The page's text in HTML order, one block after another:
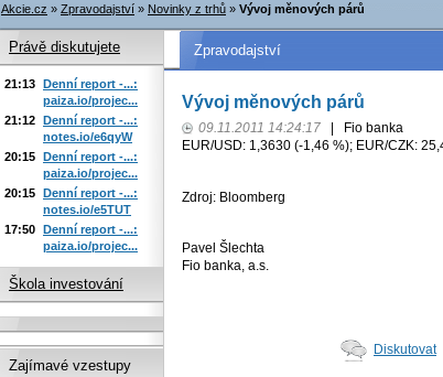
Akcie.cz » Zpravodajství » Novinky z trhů » Vývoj měnových párů
Zpravodajství
Vývoj měnových párů
09.11.2011 14:24:17
Fio banka
EUR/USD: 1,3630 (-1,46 %); EUR/CZK:
Zdroj: Bloomberg
Pavel Šlechta
Fio banka, a.s.
Diskutovat
Právě diskutujete
21:13 Denní report -...:
paiza.io/projec...
21:12 Denní report -...:
notes.io/e6qyW
20:15 Denní report -...:
paiza.io/projec...
20:15 Denní report -...:
notes.io/e5TUT
17:50 Denní report -...:
paiza.io/projec...
Škola investování
Zajímavé vzestupy